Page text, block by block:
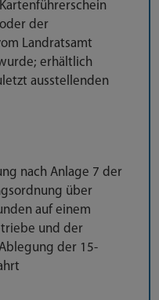
der
Landratsamt
erhältlich
ausstellenden
nach Anlage 7 der
über
auf einem
und der
der 15-